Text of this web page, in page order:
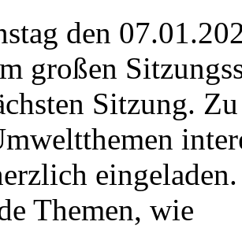
den
großen
Sitzung.
Themen, wie